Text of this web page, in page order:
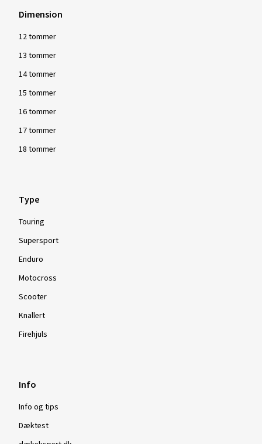
Dimension
12 tommer
13 tommer
14 tommer
15 tommer
16 tommer
17 tommer
18 tommer
Type
Touring
Supersport
Enduro
Motocross
Scooter
Knallert
Firehjuls
Info
Info og tips
Dæktest